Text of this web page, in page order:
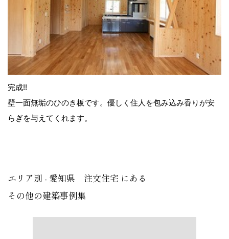
完成!!
壁一面無垢のひのき板です。優しく住人を包み込み香りが安
らぎを与えてくれます。
エリア別 - 愛知県 注文住宅 にある
その他の建築事例集